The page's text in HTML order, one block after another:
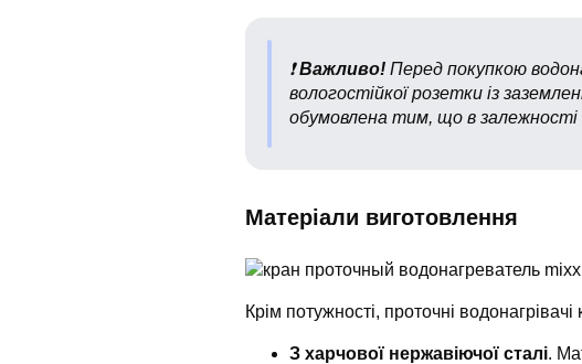
❗️Важливо! Перед покупкою
вологостійкої розетки із
обумовлена тим, що в
Матеріали виготовлення
Крім потужності, проточні
З харчової нержавіючої сталі.